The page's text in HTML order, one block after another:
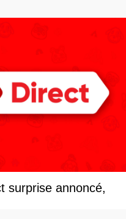
surprise annoncé,